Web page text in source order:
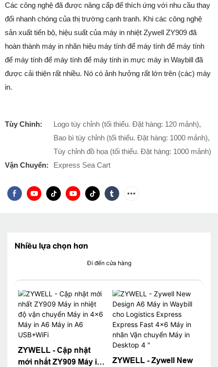
Các công nghệ đã được nâng cấp để thích ứng với nhu cầu thay
đổi nhanh chóng của thị trường cạnh tranh. Khi các công nghệ
sản xuất tiến bộ, hiệu suất của máy in nhiệt Zywell ZY909 đã
hoàn thành máy in nhãn hiệu máy tính để máy tính để máy tính
để máy tính để máy tính để máy tính in mực máy in Waybill đã
được cải thiện rất nhiều. Nó có ảnh hưởng rất lớn trên (các) máy
in.
Tùy Chỉnh:
Logo tùy chỉnh (tối thiểu. Đặt hàng: 120 mảnh),
Bao bì tùy chỉnh (tối thiểu. Đặt hàng: 1000 mảnh),
Tùy chỉnh đồ họa (tối thiểu. Đặt hàng: 1000 mảnh)
Vận Chuyển:
Express Sea Cart
Nhiều lựa chọn hơn
Đi đến cửa hàng
ZYWELL - Cập nhật
mới nhất ZY909 Máy in
ZYWELL - Zywell New